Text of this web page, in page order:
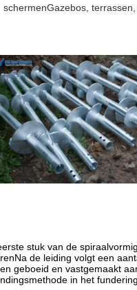
schermenGazebos,
stuk van de
de leiding volgt een
geboeid en vastgemaakt
in het